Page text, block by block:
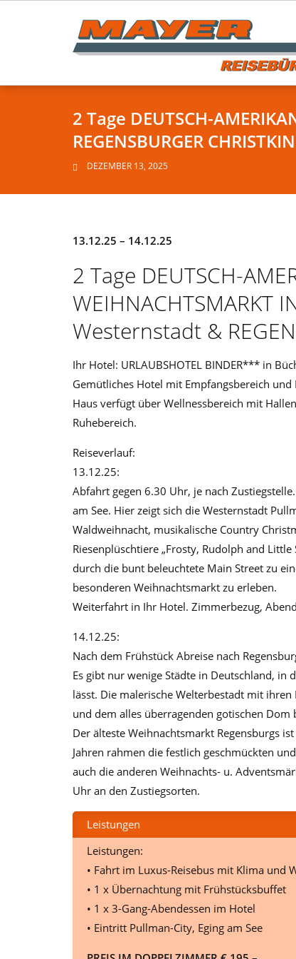
2 Tage DEUTSCH-
REGENSBURGER
DEZEMBER 13, 2025
13.12.25 – 14.12.25
2 Tage DEUTSCH-
WEIHNACHTSMARKT
Westernstadt &
Ihr Hotel: URLAUBSHOTEL BINDER*** in
Gemütliches Hotel mit Empfangsbereich
Haus verfügt über Wellnessbereich mit
Ruhebereich.
Reiseverlauf:
13.12.25:
Abfahrt gegen 6.30 Uhr, je nach
am See. Hier zeigt sich die Westernstadt
Waldweihnacht, musikalische Country
Riesenplüschtiere „Frosty, Rudolph and
durch die bunt beleuchtete Main Street zu
besonderen Weihnachtsmarkt zu erleben.
Weiterfahrt in Ihr Hotel. Zimmerbezug,
14.12.25:
Nach dem Frühstück Abreise nach
Es gibt nur wenige Städte in Deutschland, in
lässt. Die malerische Welterbestadt mit
und dem alles überragenden gotischen
Der älteste Weihnachtsmarkt Regensburgs
Jahren rahmen die festlich geschmückten
auch die anderen Weihnachts- u.
Uhr an den Zustiegsorten.
Leistungen
Leistungen:
• Fahrt im Luxus-Reisebus mit Klima und
• 1 x Übernachtung mit Frühstücksbuffet
• 1 x 3-Gang-Abendessen im Hotel
• Eintritt Pullman-City, Eging am See